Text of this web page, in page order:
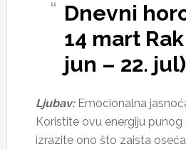
Dnevni
14 mart Rak
jun – 22. jul)
Ljubav:Emocionalna
Koristite ovu energiju
izrazite ono što zaista